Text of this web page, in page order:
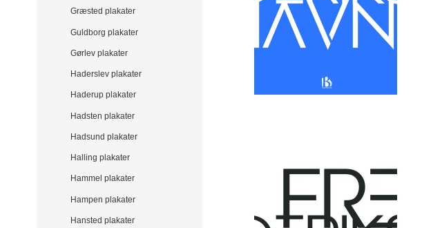
Græsted plakater
Guldborg plakater
Gørlev plakater
Haderslev plakater
Haderup plakater
Hadsten plakater
Hadsund plakater
Halling plakater
Hammel plakater
Hampen plakater
Hansted plakater